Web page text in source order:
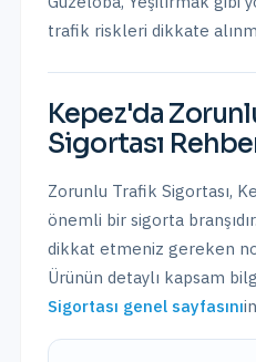
trafik riskleri dikkate
Kepez'da
Sigortası
Zorunlu Trafik Sigortası,
önemli bir sigorta
dikkat etmeniz gereken
Ürünün detaylı kapsam
Sigortası genel sayfasını